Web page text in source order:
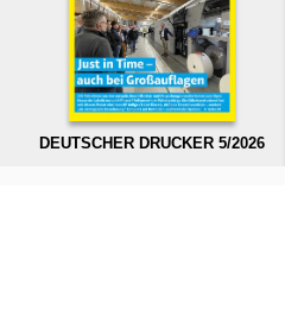
DEUTSCHER DRUCKER 5/2026